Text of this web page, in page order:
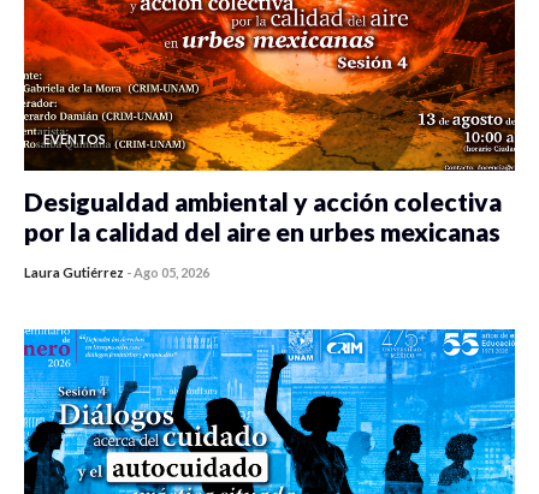
EVENTOS
Desigualdad ambiental y acción colectiva
por la calidad del aire en urbes mexicanas
Laura Gutiérrez -Ago 05, 2026